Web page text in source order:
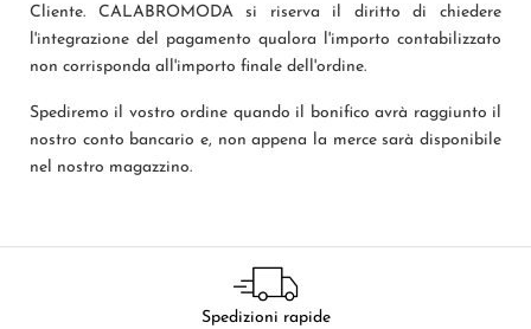
Cliente. CALABROMODA si riserva il diritto di chiedere
l'integrazione del pagamento qualora l'importo contabilizzato
non corrisponda all'importo finale dell'ordine.
Spediremo il vostro ordine quando il bonifico avrà raggiunto il
nostro conto bancario e, non appena la merce sarà disponibile
nel nostro magazzino.
Spedizioni rapide